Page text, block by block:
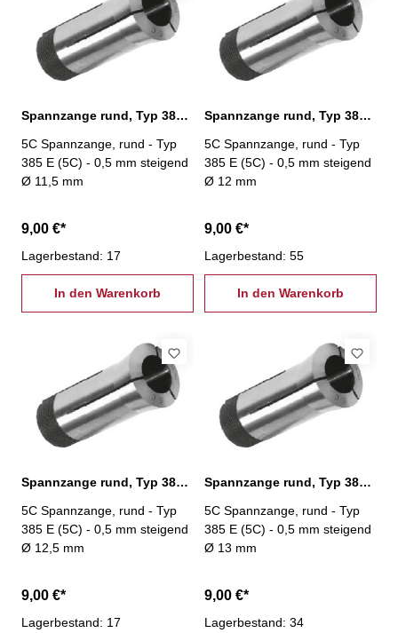
Spannzange rund, Typ 385 E (5C) Ø 11,5 mm
5C Spannzange, rund - Typ
385 E (5C) - 0,5 mm steigend
Ø 11,5 mm
9,00 €*
Lagerbestand: 17
In den Warenkorb
Spannzange rund, Typ 385 E (5C) Ø 12,0 mm
5C Spannzange, rund - Typ
385 E (5C) - 0,5 mm steigend
Ø 12 mm
9,00 €*
Lagerbestand: 55
In den Warenkorb
Spannzange rund, Typ 385 E (5C) Ø 12,5 mm
5C Spannzange, rund - Typ
385 E (5C) - 0,5 mm steigend
Ø 12,5 mm
9,00 €*
Lagerbestand: 17
Spannzange rund, Typ 385 E (5C) Ø 13,0 mm
5C Spannzange, rund - Typ
385 E (5C) - 0,5 mm steigend
Ø 13 mm
9,00 €*
Lagerbestand: 34